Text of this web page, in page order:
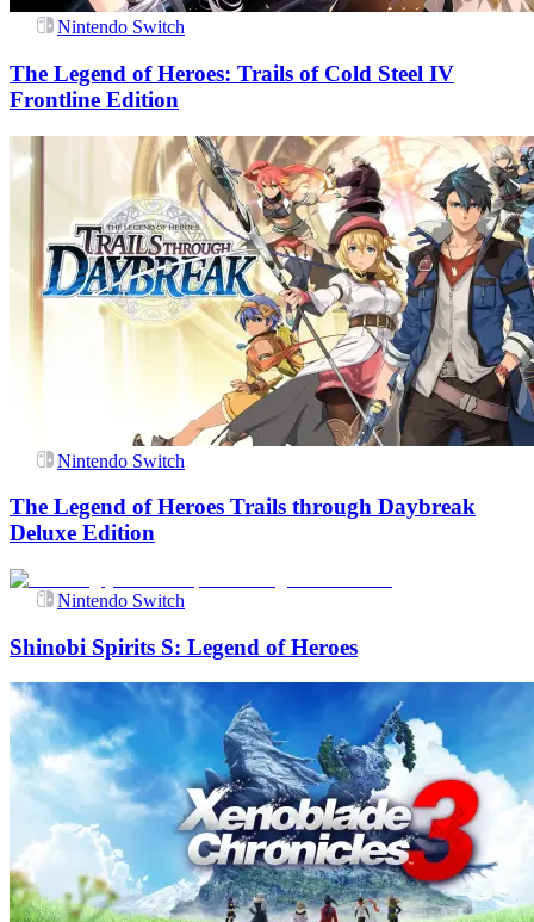
Nintendo Switch
The Legend of Heroes: Trails of Cold Steel IV
Frontline Edition
Nintendo Switch
The Legend of Heroes Trails through Daybreak
Deluxe Edition
Nintendo Switch
Shinobi Spirits S: Legend of Heroes